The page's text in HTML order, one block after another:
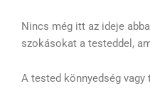
Nincs még itt az ideje
szokásokat a testeddel,
A tested könnyedség vagy